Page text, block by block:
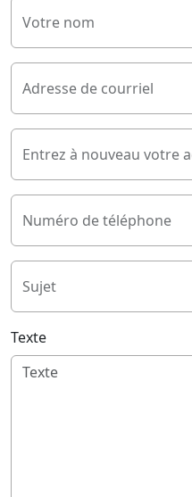
Votre nom
Adresse de courriel
Entrez à nouveau votre
Numéro de téléphone
Sujet
Texte